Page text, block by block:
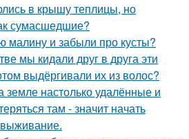
в крышу теплицы, но
сумасшедшие?
и забыли про кусты?
мы кидали друг в друга эти
выдёргивали их из волос?
земле настолько удалённые и
там - значит начать